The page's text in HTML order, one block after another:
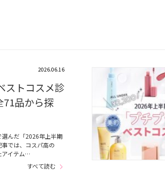
2026.06.16
ストコスメ診
71品から探
んだ「2026年上半期
では、コスパ高の
アイテム…
すべて読む